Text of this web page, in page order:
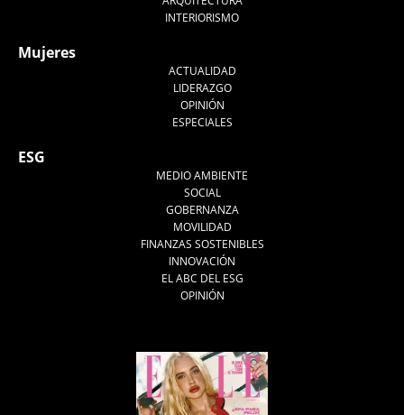
INTERIORISMO
Mujeres
ACTUALIDAD
LIDERAZGO
OPINIÓN
ESPECIALES
ESG
MEDIO AMBIENTE
SOCIAL
GOBERNANZA
MOVILIDAD
FINANZAS SOSTENIBLES
INNOVACIÓN
EL ABC DEL ESG
OPINIÓN